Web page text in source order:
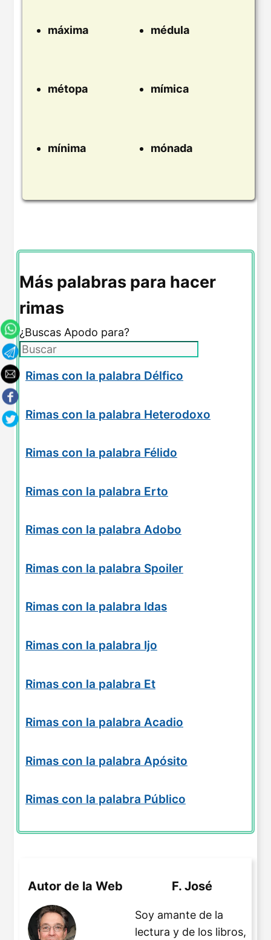
máxima médula
métopa mímica
mínima mónada
Más palabras para hacer
rimas
¿Buscas Apodo para?
Rimas con la palabra Délfico
Rimas con la palabra Heterodoxo
Rimas con la palabra Félido
Rimas con la palabra Erto
Rimas con la palabra Adobo
Rimas con la palabra Spoiler
Rimas con la palabra Idas
Rimas con la palabra Ijo
Rimas con la palabra Et
Rimas con la palabra Acadio
Rimas con la palabra Apósito
Rimas con la palabra Público
Autor de la Web F. José
Soy amante de la
lectura y de los libros,